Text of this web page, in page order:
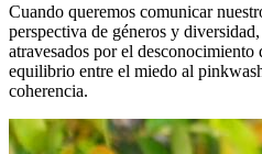
Cuando queremos comunicar
perspectiva de géneros y
atravesados por el desconocimiento
equilibrio entre el miedo al
coherencia.